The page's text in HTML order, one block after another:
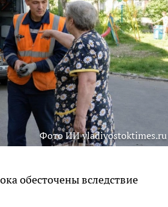
Фото ИИ vladivostoktimes.ru
обесточены вследствие